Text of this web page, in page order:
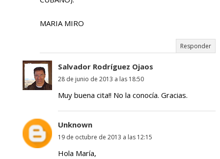
MARIA MIRO
Responder
Salvador Rodríguez Ojaos
28 de junio de 2013 a las 18:50
Muy buena cita!! No la conocía. Gracias.
Unknown
19 de octubre de 2013 a las 12:15
Hola María,